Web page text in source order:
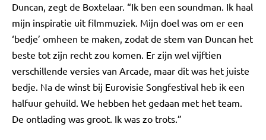
Duncan, zegt de Boxtelaar. “Ik ben een soundman. Ik haal
mijn inspiratie uit filmmuziek. Mijn doel was om er een
‘bedje’ omheen te maken, zodat de stem van Duncan het
beste tot zijn recht zou komen. Er zijn wel vijftien
verschillende versies van Arcade, maar dit was het juiste
bedje. Na de winst bij Eurovisie Songfestival heb ik een
halfuur gehuild. We hebben het gedaan met het team.
De ontlading was groot. Ik was zo trots.”